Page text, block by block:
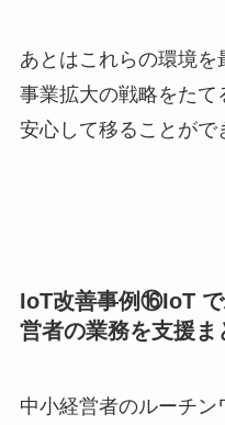
あとはこれらの環境を
事業拡大の戦略をたて
安心して移ることがで
IoT改善事例⑯IoT
営者の業務を支援ま
中小経営者のルーチン